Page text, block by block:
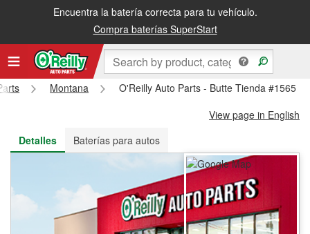
Encuentra la batería correcta para tu vehículo.
Compra baterías SuperStart
Recibe tu orden gratis al día siguiente o recógela en la tienda
Montana
O'Reilly Auto Parts - Butte Tienda #1565
View page in English
Detalles
Baterías para autos